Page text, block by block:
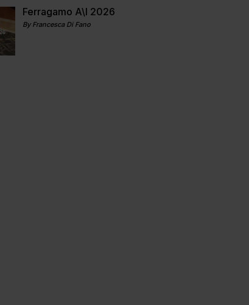
Ferragamo A\I 2026
By Francesca Di Fano